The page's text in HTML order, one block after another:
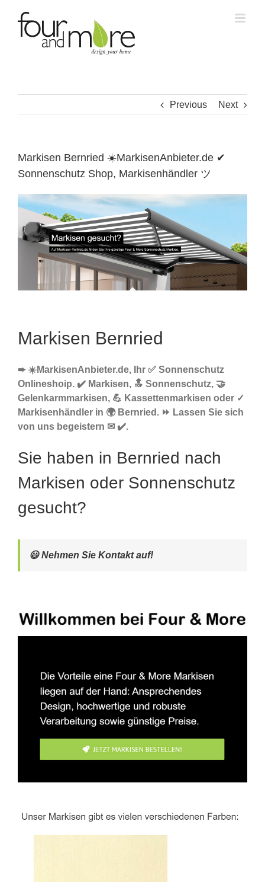
content
Previous Next
Markisen Bernried ☀️MarkisenAnbieter.de ✔
Sonnenschutz Shop, Markisenhändler ツ
Markisen Bernried
➨ ☀️MarkisenAnbieter.de, Ihr ✅ Sonnenschutz
Onlineshoip. ✔️ Markisen, 🔝 Sonnenschutz, 🤝
Gelenkarmmarkisen, 💪 Kassettenmarkisen oder ✓
Markisenhändler in 🌍 Bernried. ⏩ Lassen Sie sich
von uns begeistern ✉ ✔️.
Sie haben in Bernried nach
Markisen oder Sonnenschutz
gesucht?
😃 Nehmen Sie Kontakt auf!